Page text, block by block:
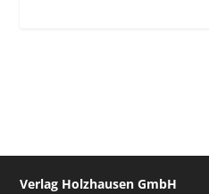
Verlag Holzhausen GmbH